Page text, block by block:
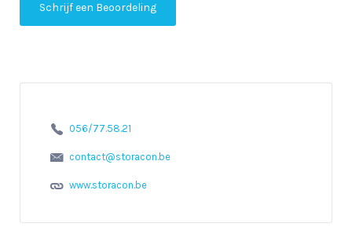
Schrijf een Beoordeling
056/77.58.21
contact@storacon.be
www.storacon.be